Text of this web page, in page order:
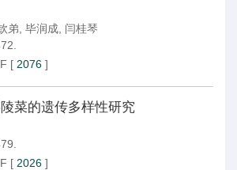
弟 毕润成 闫桂琴
[ 2076 ]
菜的遗传多样性研究
[ 2026 ]